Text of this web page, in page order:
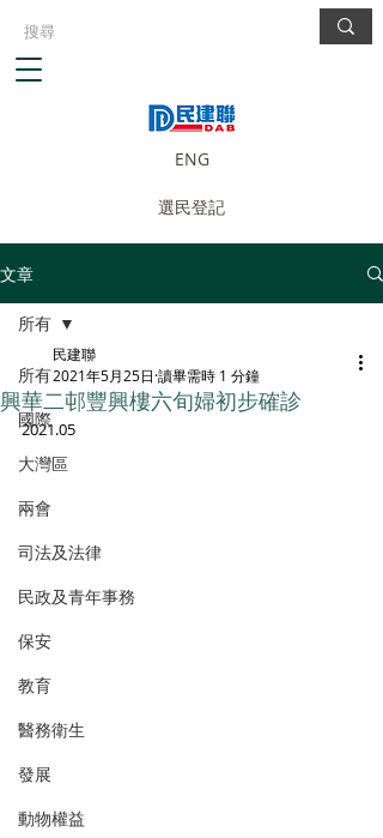
ENG
選民登記
文章
所有
國際
大灣區
兩會
司法及法律
民政及青年事務
保安
教育
醫務衛生
發展
動物權益
所有
興華二邨豐興樓六旬婦初步確診
民建聯
2021年5月25日 讀畢需時 1 分鐘
2021.05